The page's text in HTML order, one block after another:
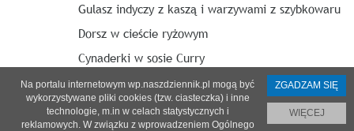
Gulasz indyczy z kaszą i warzywami z szybkowaru
Dorsz w cieście ryżowym
Cynaderki w sosie Curry
Na portalu internetowym wp.naszdziennik.pl mogą być
wykorzystywane pliki cookies (tzw. ciasteczka) i inne
technologie, m.in w celach statystycznych i
reklamowych. W związku z wprowadzeniem Ogólnego
ZGADZAM SIĘ
WIĘCEJ